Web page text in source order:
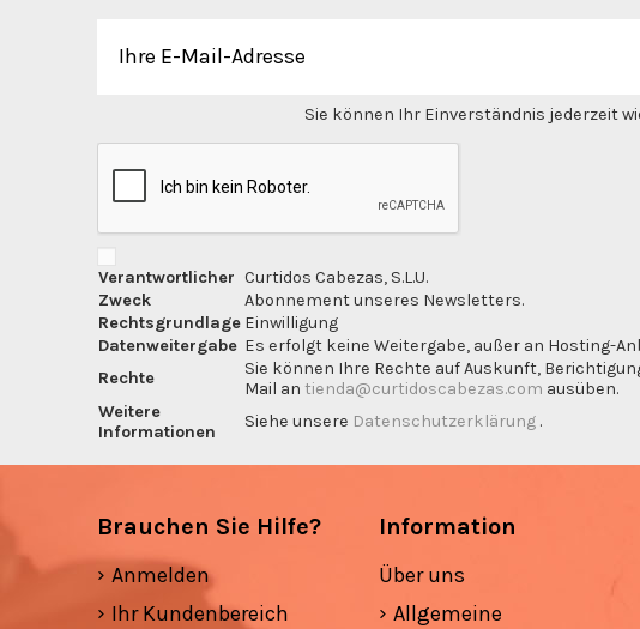
Sie können Ihr Einverständnis jederzeit
Verantwortlicher Curtidos Cabezas, S.L.U.
Zweck
Abonnement unseres Newsletters.
Rechtsgrundlage Einwilligung
Datenweitergabe Es erfolgt keine Weitergabe, außer an Hosting-
Rechte
Sie können Ihre Rechte auf Auskunft,
Mail an tienda@curtidoscabezas.com ausüben.
Weitere
Informationen
Siehe unsere Datenschutzerklärung .
Brauchen Sie Hilfe?
Anmelden
Ihr Kundenbereich
Information
Über uns
Allgemeine